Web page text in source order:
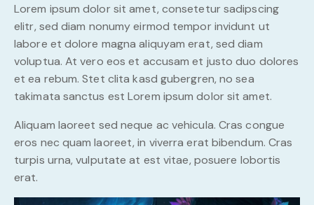
Lorem ipsum dolor sit amet, consetetur sadipscing
elitr, sed diam nonumy eirmod tempor invidunt ut
labore et dolore magna aliquyam erat, sed diam
voluptua. At vero eos et accusam et justo duo dolores
et ea rebum. Stet clita kasd gubergren, no sea
takimata sanctus est Lorem ipsum dolor sit amet.
Aliquam laoreet sed neque ac vehicula. Cras congue
eros nec quam laoreet, in viverra erat bibendum. Cras
turpis urna, vulputate at est vitae, posuere lobortis
erat.